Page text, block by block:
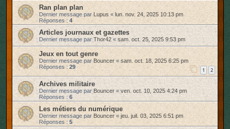
Ran plan plan
Dernier message par Lupus« lun. nov. 24, 2025 10:13 pm
Réponses : 4
Articles journaux et gazettes
Dernier message parThor42 « sam. oct. 25, 2025 9:53 pm
Jeux en tout genre
Dernier message par Bouncer« sam. oct. 18, 2025 6:25 pm
Réponses : 29 1 2
Archives militaire
Dernier message parBouncer «ven. oct. 10, 2025 4:24 pm
Réponses : 6
Les métiers du numérique
Dernier message par Bouncer« jeu. juil. 03, 2025 6:51 pm
Réponses : 5